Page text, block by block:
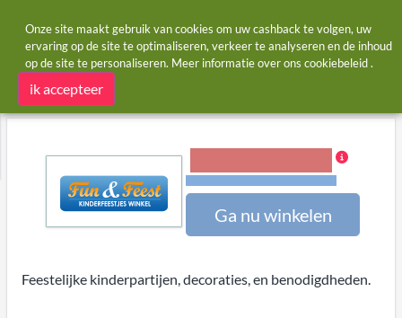
Startpagina Winkels Kinderfeestjes-winkel.nl
Kinderfeestjes-winkel.nl cashback
Ga nu winkelen
Feestelijke kinderpartijen, decoraties, en benodigdheden.
Onze site maakt gebruik van cookies om uw cashback te volgen, uw
ervaring op de site te optimaliseren, verkeer te analyseren en de inhoud
op de site te personaliseren. Meer informatie over ons cookiebeleid.
ik accepteer